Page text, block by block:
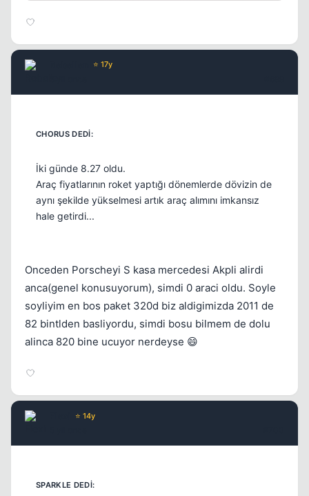
⭐ 17y
İki günde 8.27 oldu.
Araç fiyatlarının roket yaptığı dönemlerde dövizin de
aynı şekilde yükselmesi artık araç alımını imkansız
hale getirdi...
Onceden Porscheyi S kasa mercedesi Akpli alirdi
anca(genel konusuyorum), simdi 0 araci oldu. Soyle
soyliyim en bos paket 320d biz aldigimizda 2011 de
82 bintlden basliyordu, simdi bosu bilmem de dolu
alinca 820 bine ucuyor nerdeyse 😄
⭐ 14y